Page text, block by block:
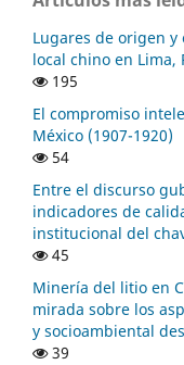
Lugares de origen
local chino en Lima,
195
El compromiso
México (1907-1920)
54
Entre el discurso
indicadores de
institucional del
45
Minería del litio en
mirada sobre los
y socioambiental
39